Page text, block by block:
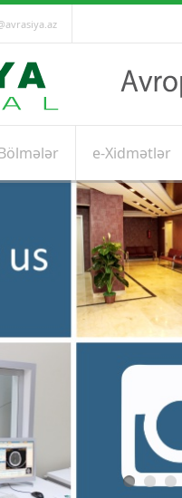
e-Xidmətlər